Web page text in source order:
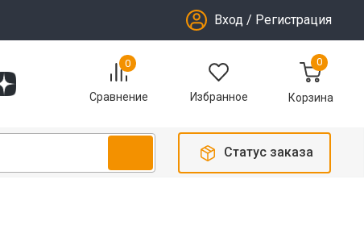
Вход / Регистрация
0
Сравнение Избранное
0
Корзина
Статус заказа